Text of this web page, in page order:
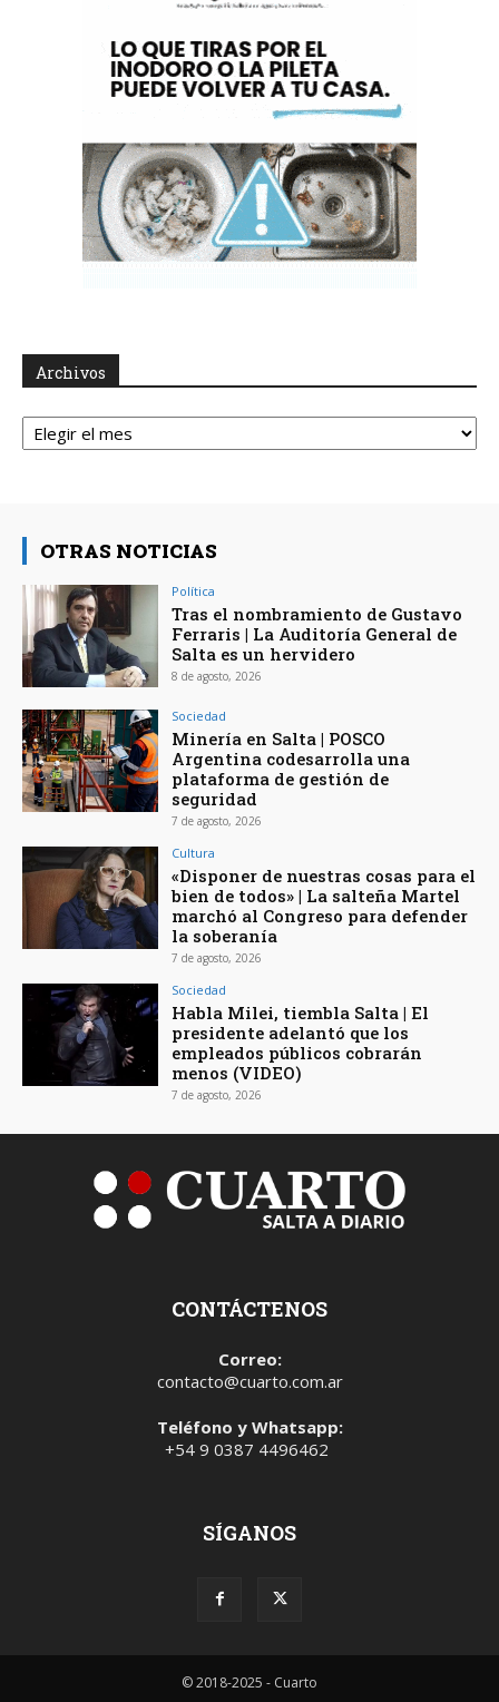
Archivos
Archivos
OTRAS NOTICIAS
Política
Tras el nombramiento de Gustavo
Ferraris | La Auditoría General de
Salta es un hervidero
8 de agosto, 2026
Sociedad
Minería en Salta | POSCO
Argentina codesarrolla una
plataforma de gestión de
seguridad
7 de agosto, 2026
Cultura
«Disponer de nuestras cosas para el
bien de todos» | La salteña Martel
marchó al Congreso para defender
la soberanía
7 de agosto, 2026
Sociedad
Habla Milei, tiembla Salta | El
presidente adelantó que los
empleados públicos cobrarán
menos (VIDEO)
7 de agosto, 2026
CONTÁCTENOS
Correo:
contacto@cuarto.com.ar
Teléfono y Whatsapp:
+54 9 0387 4496462
SÍGANOS
© 2018-2025 - Cuarto